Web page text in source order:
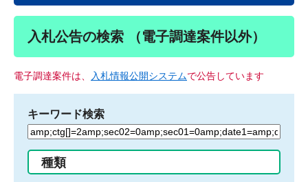
入札公告の検索 （電子調達案件以外）
電子調達案件は、 入札情報公開システムで公告しています
キーワード検索
検
る
種類